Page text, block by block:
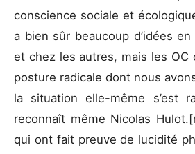
conscience sociale et
a bien sûr beaucoup d’idées en
et chez les autres, mais les OC
posture radicale dont nous
la situation elle-même s’est
reconnaît même Nicolas
qui ont fait preuve de lucidité